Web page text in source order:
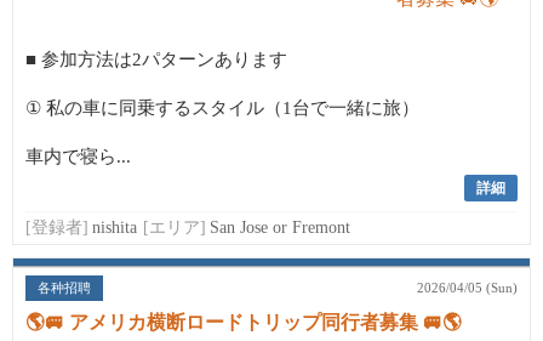
■ 参加方法は2パターンあります
① 私の車に同乗するスタイル（1台で一緒に旅）
車内で寝ら...
詳細
[登録者] nishita [エリア] San Jose or Fremont
各种招聘 2026/04/05 (Sun)
🌎🚐 アメリカ横断ロードトリップ同行者募集 🚐🌎